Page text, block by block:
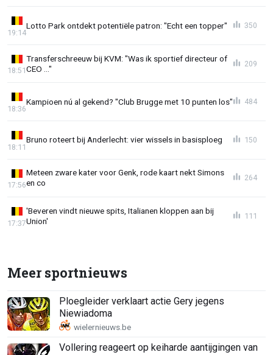
Lotto Park ontdekt potentiële patron: "Echt een topper"
19:14
350
Transferschreeuw bij KVM: "Was ik sportief directeur of
CEO ..."
18:51
209
Kampioen nú al gekend? "Club Brugge met 10 punten los"
18:36
484
Bruno roteert bij Anderlecht: vier wissels in basisploeg
18:11
150
Meteen zware kater voor Genk, rode kaart nekt Simons
en co
17:56
264
'Beveren vindt nieuwe spits, Italianen kloppen aan bij
Union'
17:37
111
Meer sportnieuws
Ploegleider verklaart actie Gery jegens
Niewiadoma
Vollering reageert op keiharde aantijgingen van